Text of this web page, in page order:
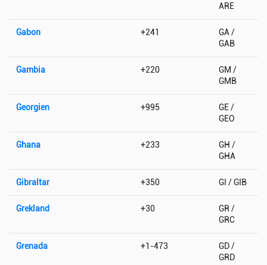
ARE
Gabon +241
GA /
GAB
Gambia +220
GM /
GMB
Georgien +995
GE /
GEO
Ghana +233
GH /
GHA
Gibraltar +350 GI / GIB
Grekland +30
GR /
GRC
Grenada +1-473
GD /
GRD